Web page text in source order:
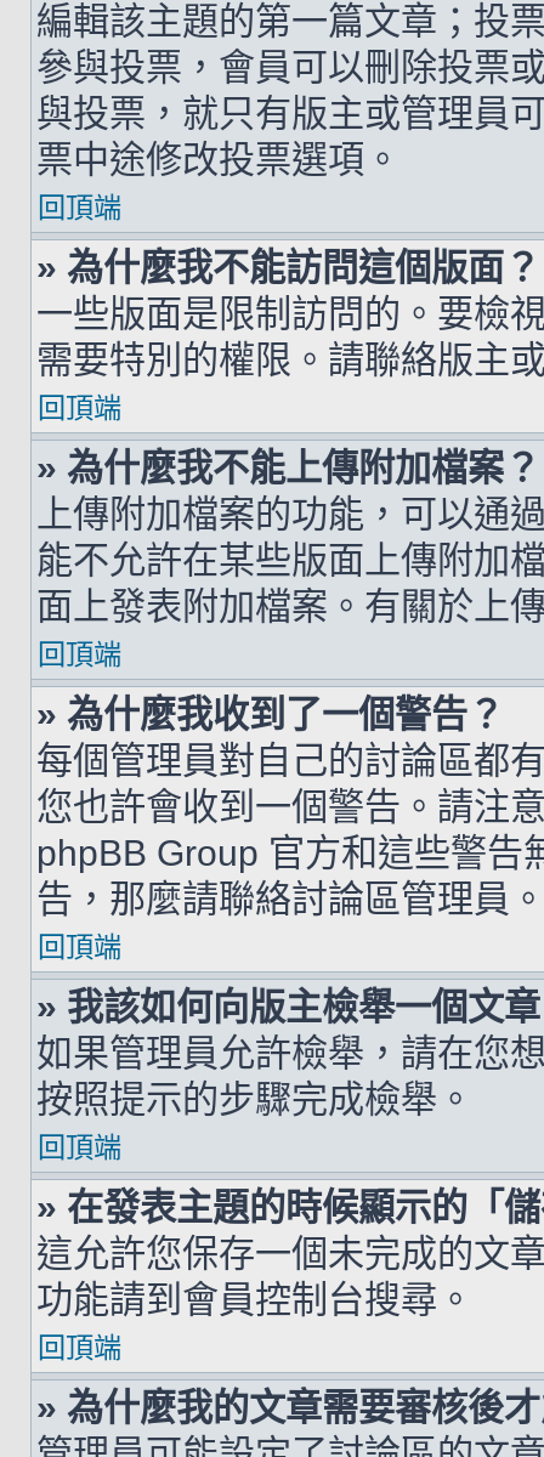
編輯該主題的第一篇文章；投
參與投票，會員可以刪除投票
與投票，就只有版主或管理員
票中途修改投票選項。
回頂端
» 為什麼我不能訪問這個版面？
一些版面是限制訪問的。要檢
需要特別的權限。請聯絡版主
回頂端
» 為什麼我不能上傳附加檔案？
上傳附加檔案的功能，可以通
能不允許在某些版面上傳附加
面上發表附加檔案。有關於上
回頂端
» 為什麼我收到了一個警告？
每個管理員對自己的討論區都
您也許會收到一個警告。請注
phpBB Group 官方和這些警告
告，那麼請聯絡討論區管理員
回頂端
» 我該如何向版主檢舉一個文
如果管理員允許檢舉，請在您
按照提示的步驟完成檢舉。
回頂端
» 在發表主題的時候顯示的「
這允許您保存一個未完成的文
功能請到會員控制台搜尋。
回頂端
» 為什麼我的文章需要審核後